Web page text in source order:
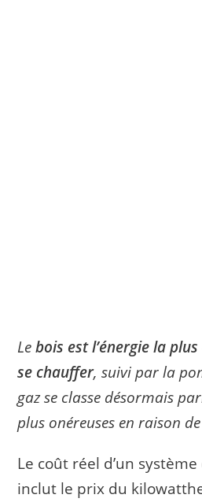
Lebois est l’énergie la
se chauffer, suivi par la
gaz se classe désormais
plus onéreuses en raison
Le coût réel d’un
inclut le prix du